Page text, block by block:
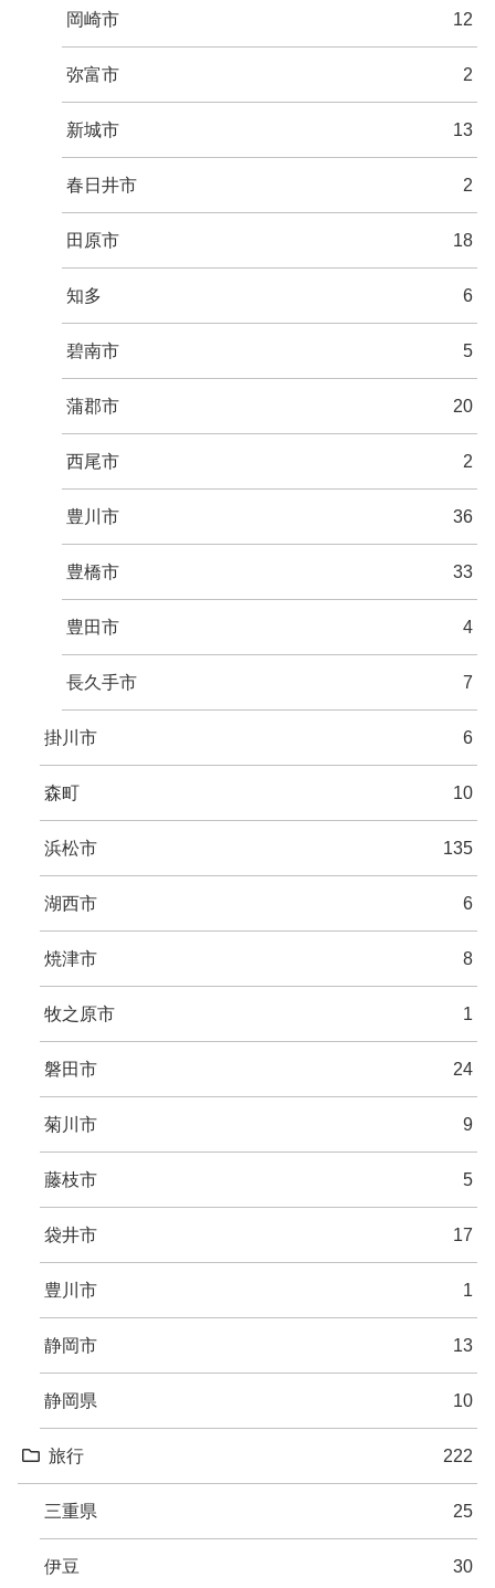
岡崎市 12
弥富市 2
新城市 13
春日井市 2
田原市 18
知多 6
碧南市 5
蒲郡市 20
西尾市 2
豊川市 36
豊橋市 33
豊田市 4
長久手市 7
掛川市 6
森町 10
浜松市 135
湖西市 6
焼津市 8
牧之原市 1
磐田市 24
菊川市 9
藤枝市 5
袋井市 17
豊川市 1
静岡市 13
静岡県 10
旅行 222
三重県 25
伊豆 30